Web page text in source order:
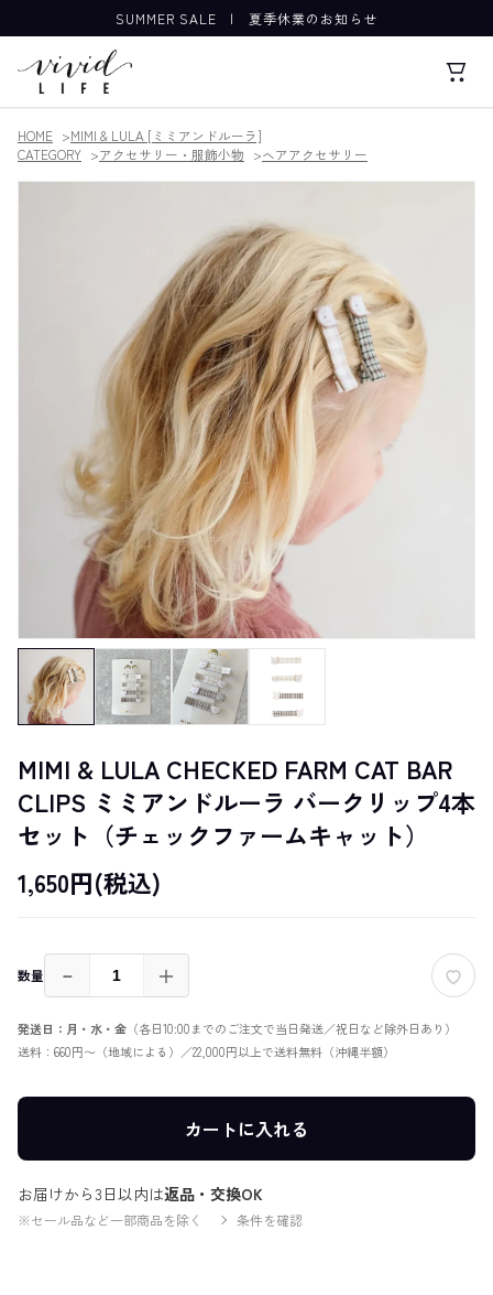
SUMMER SALE |夏季休業のお知らせ
HOME
MIMI & LULA [ミミアンドルーラ]
CATEGORY
アクセサリー・服飾小物 ヘアアクセサリー
MIMI & LULA CHECKED FARM CAT BAR
CLIPS ミミアンドルーラ バークリップ4本
セット（チェックファームキャット）
1,650円(税込)
数量 － ＋
発送日：月・水・金 （各日10:00までのご注文で当日発送／祝日など除外日あり）
送料：660円〜（地域による）／22,000円以上で送料無料（沖縄半額）
カートに入れる
お届けから3日以内は返品・交換OK
※セール品など一部商品を除く 条件を確認